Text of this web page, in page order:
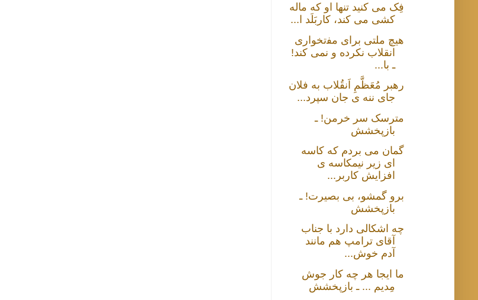
فِک می کنید تنها او که ماله
کشی می کند، کاربَلَد ا...
هیچ ﻣﻠﺘﯽ برای ﻣﻔتخواری
ﺍﻧﻘﻼﺏ نکرده و نمی کند!
ـ با...
رهبر مُعَظَّمِ اَنقُلاب به فلان
جای ننه ی جان سپرد...
مترسک سر خرمن! ـ
بازپخشش
گمان می بردم که کاسه
ای زیر نیمکاسه ی
افزایش کاربر...
برو گمشو، بی بصیرت! ـ
بازپخشش
چه اشکالی دارد با جناب
آقای ترامپ هم مانند
آدم خوش...
ما ایجا هر چه کار جوش
مِدیم ... ـ بازپخشش